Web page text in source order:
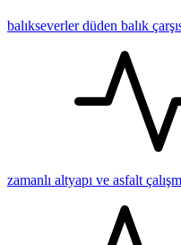
balıkseverler düden balık
zamanlı altyapı ve asfalt